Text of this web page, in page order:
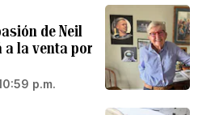
de Neil
a la venta por
p.m.